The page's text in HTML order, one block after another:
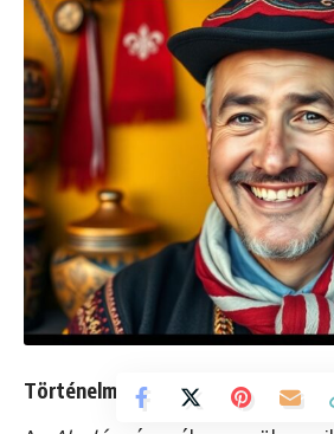
Történelmi és irodalmi szerep